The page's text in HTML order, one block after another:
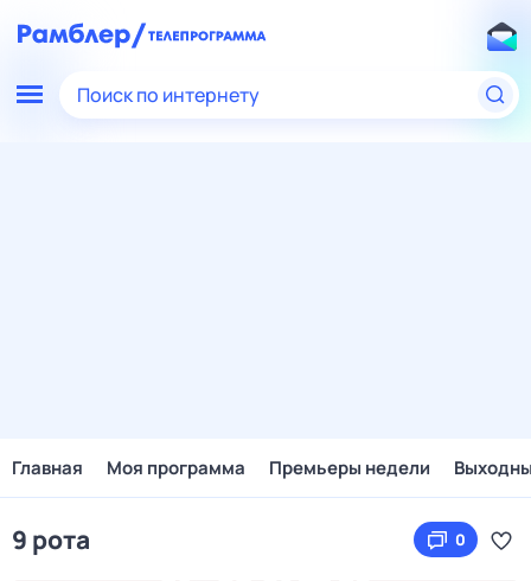
Поиск по интернету
Главная Моя программа Премьеры недели
9 рота 0